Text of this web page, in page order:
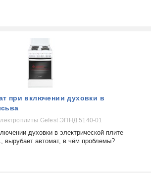
при включении духовки в
Gefest ЭПНД 5140-01
духовки в электрической плите
вырубает автомат, в чём проблемы?